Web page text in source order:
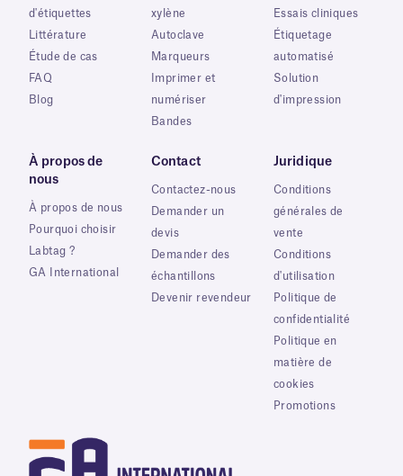
d'étiquettes
Littérature
Étude de cas
FAQ
Blog
xylène
Autoclave
Marqueurs
Imprimer et
numériser
Bandes
Essais cliniques
Étiquetage
automatisé
Solution
d'impression
À propos de
nous
À propos de nous
Pourquoi choisir
Labtag ?
GA International
Contact
Contactez-nous
Demander un
devis
Demander des
échantillons
Devenir revendeur
Juridique
Conditions
générales de
vente
Conditions
d'utilisation
Politique de
confidentialité
Politique en
matière de
cookies
Promotions